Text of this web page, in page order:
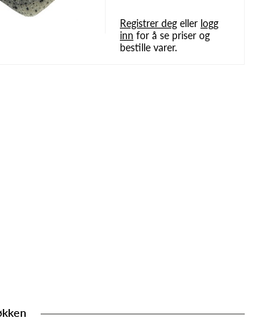
Registrer deg eller logg
inn for å se priser og
bestille varer.